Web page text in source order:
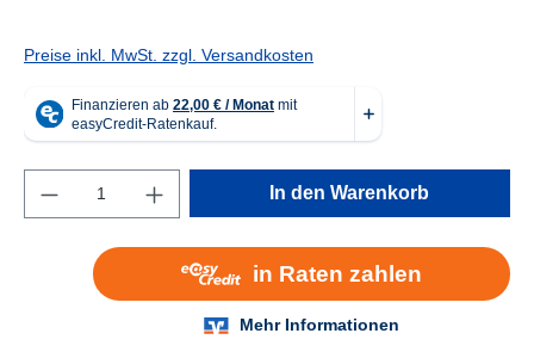
Preise inkl. MwSt. zzgl. Versandkosten
Produkt Anzahl: Gib den gewünschten
In den Warenkorb